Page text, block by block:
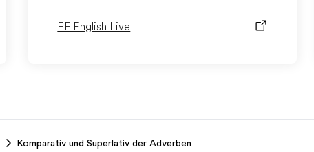
EF English Live
Komparativ und Superlativ der Adverben